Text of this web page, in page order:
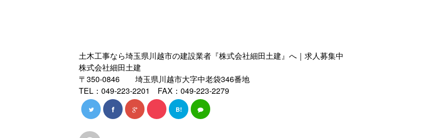
土木工事なら埼玉県川越市の建設業者『株式会社細田土建』へ｜求人募集中
株式会社細田土建
〒350-0846 埼玉県川越市大字中老袋346番地
TEL：049-223-2201 FAX：049-223-2279
B!